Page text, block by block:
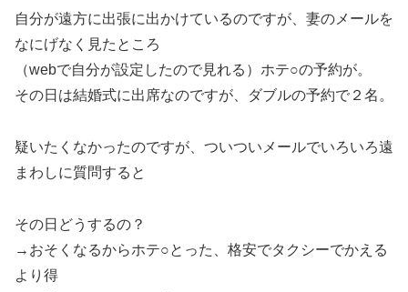
自分が遠方に出張に出かけているのですが、妻のメールを
なにげなく見たところ
（webで自分が設定したので見れる）ホテ○の予約が。
その日は結婚式に出席なのですが、ダブルの予約で２名。
疑いたくなかったのですが、ついついメールでいろいろ遠
まわしに質問すると
その日どうするの？
→おそくなるからホテ○とった、格安でタクシーでかえる
より得